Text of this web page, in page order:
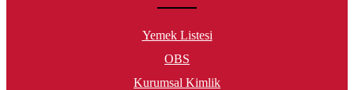
Yemek Listesi
OBS
Kurumsal Kimlik